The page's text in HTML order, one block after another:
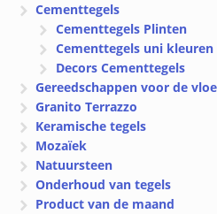
Cementtegels
Cementtegels Plinten
Cementtegels uni kleuren
Decors Cementtegels
Gereedschappen voor de
Granito Terrazzo
Keramische tegels
Mozaïek
Natuursteen
Onderhoud van tegels
Product van de maand